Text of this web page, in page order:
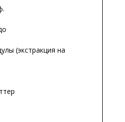
(экстракция на